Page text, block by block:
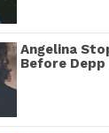
Angelina
Before Depp